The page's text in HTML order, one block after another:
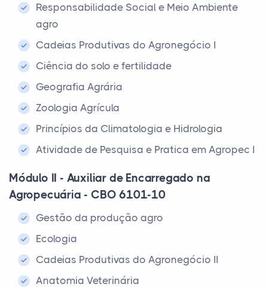
Responsabilidade Social e Meio Ambiente
agro
Cadeias Produtivas do Agronegócio I
Ciência do solo e fertilidade
Geografia Agrária
Zoologia Agrícula
Princípios da Climatologia e Hidrologia
Atividade de Pesquisa e Pratica em Agropec I
Módulo II - Auxiliar de Encarregado na
Agropecuária - CBO 6101-10
Gestão da produção agro
Ecologia
Cadeias Produtivas do Agronegócio II
Anatomia Veterinária